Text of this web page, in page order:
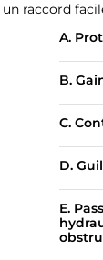
raccord
A.
B.
C.
D.
E.